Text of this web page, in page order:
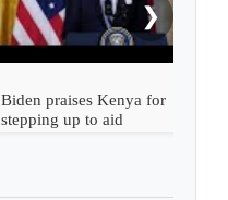
Biden praises Kenya for
stepping up to aid
❯